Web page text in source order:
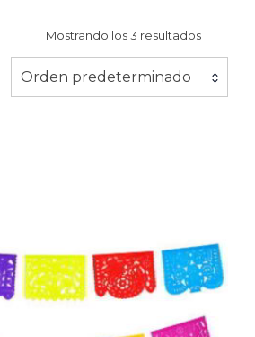
Mostrando los 3 resultados
Orden predeterminado